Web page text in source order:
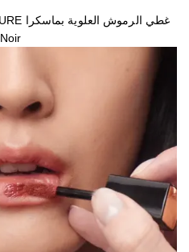
Noir.